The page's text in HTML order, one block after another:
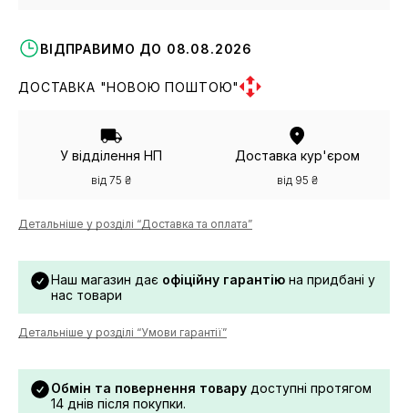
ВІДПРАВИМО ДО 08.08.2026
ДОСТАВКА "НОВОЮ ПОШТОЮ"
У відділення НП
від 75 ₴
Доставка кур'єром
від 95 ₴
Детальніше у розділі “Доставка та оплата”
Наш магазин дає офіційну гарантію на придбані у
нас товари
Детальніше у розділі “Умови гарантії”
Обмін та повернення товару доступні протягом
14 днів після покупки.